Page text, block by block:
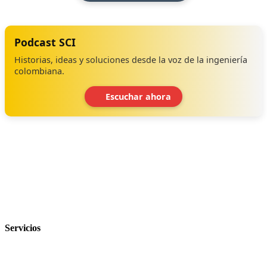
Podcast SCI
Historias, ideas y soluciones desde la voz de la ingeniería
colombiana.
Escuchar ahora
Servicios